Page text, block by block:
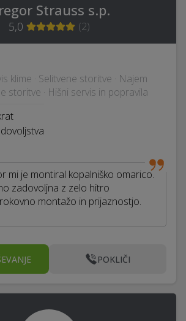
Strauss s.p.
5,0 (2)
klime · Selitvene storitve · Najem
storitve · Hišni servis in popravila
mi je montiral kopalniško omarico.
zadovoljna z zelo hitro
montažo in prijaznostjo.
POKLIČI